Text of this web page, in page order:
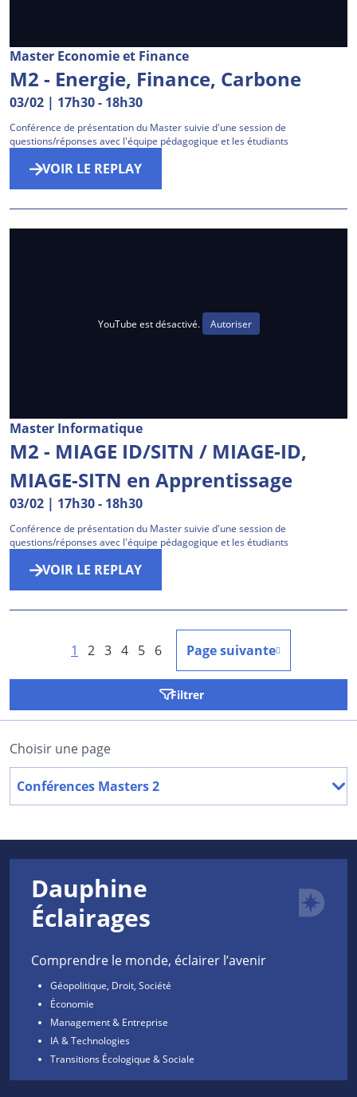
Choisir une page
Conférences Masters 2
Filtrer
Master Economie et Finance
M2 - Energie, Finance, Carbone
03/02 | 17h30- 18h30
Conférence de présentation du Master suivie d'une session de
questions/réponses avec l'équipe pédagogique et les étudiants
VOIR LE REPLAY
YouTube est désactivé. Autoriser
Master Informatique
M2 - MIAGE ID/SITN / MIAGE-ID,
MIAGE-SITN en Apprentissage
03/02 | 17h30- 18h30
Conférence de présentation du Master suivie d'une session de
questions/réponses avec l'équipe pédagogique et les étudiants
VOIR LE REPLAY
1 2 3 4 5 6 Page suivante
Dauphine
Éclairages
Comprendre le monde, éclairer l’avenir
Géopolitique, Droit, Société
Économie
Management & Entreprise
IA & Technologies
Transitions Écologique & Sociale